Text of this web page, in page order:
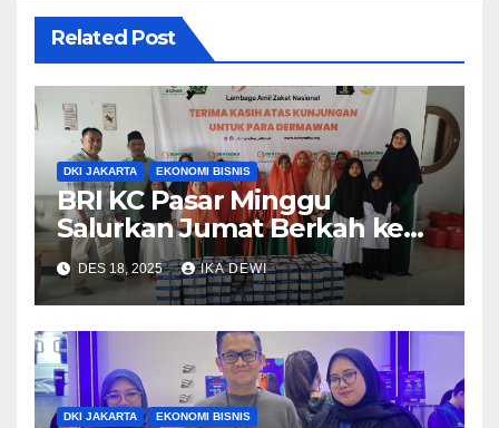
Related Post
DKI JAKARTA EKONOMI BISNIS
BRI KC Pasar Minggu
Salurkan Jumat Berkah ke
Domyadhu Pejaten
DES 18, 2025 IKA DEWI
DKI JAKARTA EKONOMI BISNIS